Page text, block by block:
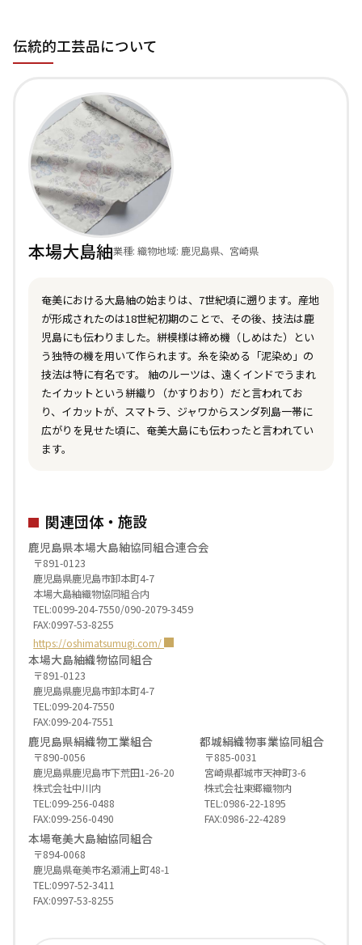
伝統的工芸品について
本場大島紬業種: 織物地域: 鹿児島県、宮崎県
奄美における大島紬の始まりは、7世紀頃に遡ります。産地
が形成されたのは18世紀初期のことで、その後、技法は鹿
児島にも伝わりました。絣模様は締め機（しめはた）とい
う独特の機を用いて作られます。糸を染める「泥染め」の
技法は特に有名です。 紬のルーツは、遠くインドでうまれ
たイカットという絣織り（かすりおり）だと言われてお
り、イカットが、スマトラ、ジャワからスンダ列島一帯に
広がりを見せた頃に、奄美大島にも伝わったと言われてい
ます。
関連団体・施設
鹿児島県本場大島紬協同組合連合会
〒891-0123
鹿児島県鹿児島市卸本町4-7
本場大島紬織物協同組合内
TEL:0099-204-7550/090-2079-3459
FAX:0997-53-8255
https://oshimatsumugi.com/
本場大島紬織物協同組合
〒891-0123
鹿児島県鹿児島市卸本町4-7
TEL:099-204-7550
FAX:099-204-7551
鹿児島県絹織物工業組合
〒890-0056
鹿児島県鹿児島市下荒田1-26-20
株式会社中川内
TEL:099-256-0488
FAX:099-256-0490
都城絹織物事業協同組合
〒885-0031
宮崎県都城市天神町3-6
株式会社東郷織物内
TEL:0986-22-1895
FAX:0986-22-4289
本場奄美大島紬協同組合
〒894-0068
鹿児島県奄美市名瀬浦上町48-1
TEL:0997-52-3411
FAX:0997-53-8255